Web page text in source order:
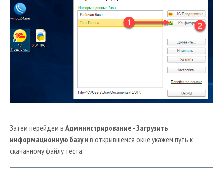
Затем перейдем в Администрирование - Загрузить
информационную базуи в открывшемся окне укажем путь к
скачанному файлу теста.